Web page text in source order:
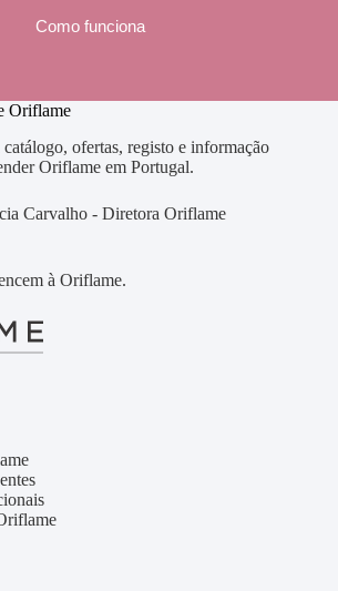
Como funciona
Oriflame
ofertas, registo e informação
Oriflame em Portugal.
Carvalho - Diretora Oriflame
à Oriflame.